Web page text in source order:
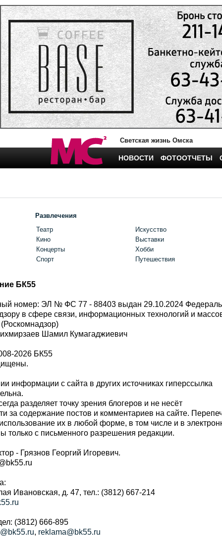
Светская жизнь Омска
НОВОСТИ ФОТООТЧЕТЫ
Развлечения
Театр
Кино
Концерты
Спорт
Искусство
Выставки
Хобби
Путешествия
БК55
номер: ЭЛ № ФС 77 - 88403 выдан 29.10.2024
в сфере связи, информационных технологий и
Шамил Кумагаджиевич
2026 БК55
информации с сайта в других источниках гиперссылка
разделяет точку зрения блогеров и не несёт
за содержание постов и комментариев на сайте.
их в любой форме, в том числе и в
с письменного разрешения редакции.
- Грязнов Георгий Игоревич.
Ивановская, д. 47, тел.: (3812) 667-214
(3812) 666-895
, reklama@bk55.ru